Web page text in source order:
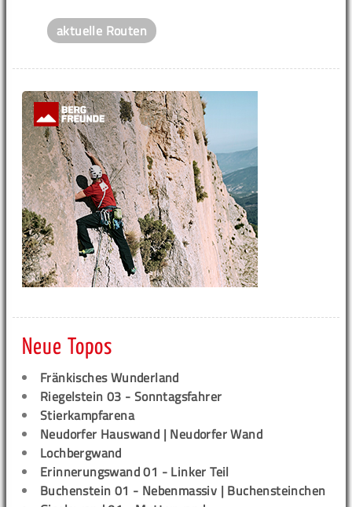
aktuelle Routen
Neue Topos
Fränkisches Wunderland
Riegelstein 03 - Sonntagsfahrer
Stierkampfarena
Neudorfer Hauswand | Neudorfer Wand
Lochbergwand
Erinnerungswand 01 - Linker Teil
Buchenstein 01 - Nebenmassiv | Buchensteinchen